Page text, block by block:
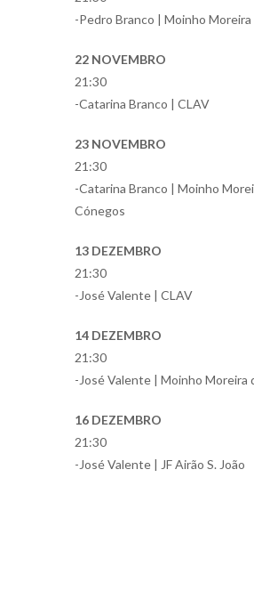
-Pedro Branco | Moinho
22 NOVEMBRO
21:30
-Catarina Branco | CLAV
23 NOVEMBRO
21:30
-Catarina Branco | Moinho
Cónegos
13 DEZEMBRO
21:30
-José Valente | CLAV
14 DEZEMBRO
21:30
-José Valente | Moinho Moreira
16 DEZEMBRO
21:30
-José Valente | JF Airão S. João